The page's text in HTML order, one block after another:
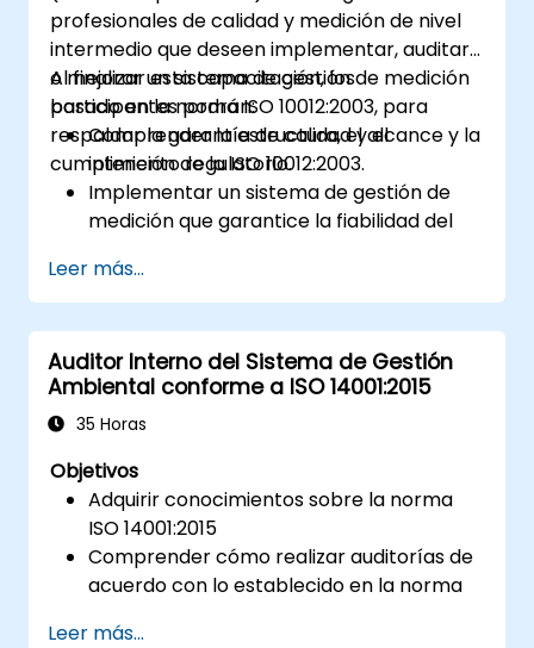
profesionales de calidad y medición de nivel
intermedio que deseen implementar, auditar
o mejorar un sistema de gestión de medición
basado en la norma ISO 10012:2003, para
respaldar la garantía de calidad y el
cumplimiento regulatorio.
Al finalizar esta capacitación, los
participantes podrán:
Comprender la estructura, el alcance y la
intención de la ISO 10012:2003.
Implementar un sistema de gestión de
medición que garantice la fiabilidad del
Definir los roles, responsabilidades y
documentación requerida para el control
de mediciones.
Integrar la ISO 10012 con marcos más
amplios de gestión de calidad y riesgos
(por ejemplo, ISO 9001, ISO/IEC 17025).
Leer más...
Auditor Interno del Sistema de Gestión
Ambiental conforme a ISO 14001:2015
35 Horas
Objetivos
Adquirir conocimientos sobre la norma
ISO 14001:2015
Comprender cómo realizar auditorías de
acuerdo con lo establecido en la norma
Leer más...